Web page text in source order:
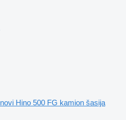
novi Hino 500 FG kamion šasija